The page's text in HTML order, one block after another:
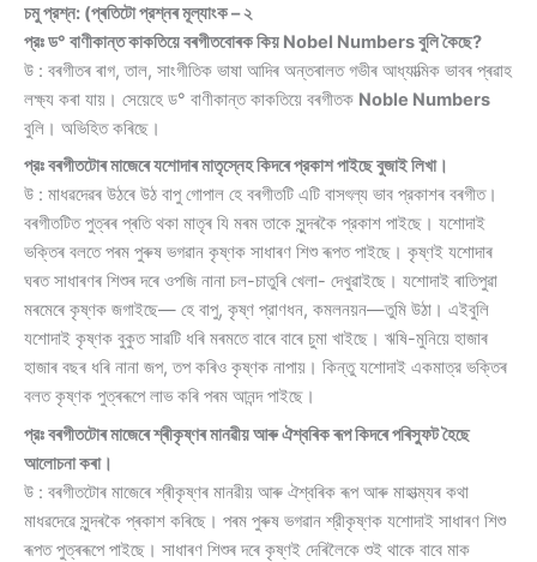
চমু প্রশ্ন: (প্ৰতিটো প্রশ্নৰ মূল্যাংক – ২
প্রঃ ড° বাণীকান্ত কাকতিয়ে বৰগীতবােৰক কিয় Nobel Numbers বুলি কৈছে?
উ : বৰগীতৰ ৰাগ, তাল, সাংগীতিক ভাষা আদিৰ অন্তৰালত গভীৰ আধ্যাত্মিক ভাবৰ প্ৰৱাহ
লক্ষ্য কৰা যায়। সেয়েহে ড° বাণীকান্ত কাকতিয়ে বৰগীতক Noble Numbers
বুলি। অভিহিত কৰিছে।
প্রঃ বৰগীতটোৰ মাজেৰে যশােদাৰ মাতৃস্নেহ কিদৰে প্রকাশ পাইছে বুজাই লিখা।
উ : মাধৱদেৱৰ উঠৰে উঠ বাপু গােপাল হে বৰগীতটি এটি বাসৎল্য ভাব প্রকাশৰ বৰগীত।
বৰগীতটিত পুত্ৰৰ প্ৰতি থকা মাতৃৰ যি মৰম তাকে সুন্দৰকৈ প্রকাশ পাইছে। যশােদাই
ভক্তিৰ বলতে পৰম পুৰুষ ভগৱান কৃষ্ণক সাধাৰণ শিশু ৰূপত পাইছে। কৃষ্ণই যশােদাৰ
ঘৰত সাধাৰণৰ শিশুৰ দৰে ওপজি নানা চল-চাতুৰি খেলা- দেখুৱাইছে। যশােদাই ৰাতিপুৱা
মৰমেৰে কৃষ্ণক জগাইছে— হে বাপু, কৃষ্ণ প্রাণধন, কমলনয়ন—তুমি উঠা। এইবুলি
যশােদাই কৃষ্ণক বুকুত সাৱটি ধৰি মৰমতে বাৰে বাৰে চুমা খাইছে। ঋষি-মুনিয়ে হাজাৰ
হাজাৰ বছৰ ধৰি নানা জপ, তপ কৰিও কৃষ্ণক নাপায়। কিন্তু যশােদাই একমাত্র ভক্তিৰ
বলত কৃষ্ণক পুত্ৰৰূপে লাভ কৰি পৰম আনন্দ পাইছে।
প্রঃ বৰগীতটোৰ মাজেৰে শ্ৰীকৃষ্ণৰ মানৱীয় আৰু ঐশ্বৰিক ৰূপ কিদৰে পৰিস্ফুট হৈছে
আলােচনা কৰা।
উ : বৰগীতটোৰ মাজেৰে শ্ৰীকৃষ্ণৰ মানৱীয় আৰু ঐশ্বৰিক ৰূপ আৰু মাহাত্ম্যৰ কথা
মাধৱদেৱে সুন্দৰকৈ প্ৰকাশ কৰিছে। পৰম পুৰুষ ভগৱান শ্রীকৃষ্ণক যশোদাই সাধাৰণ শিশু
ৰূপত পুত্ৰৰূপে পাইছে। সাধাৰণ শিশুৰ দৰে কৃষ্ণই দেৰিলৈকে শুই থাকে বাবে মাক